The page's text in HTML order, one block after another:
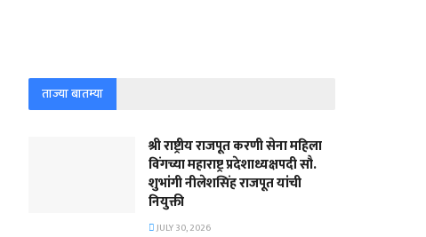
ताज्या बातम्या
श्री राष्ट्रीय राजपूत करणी सेना महिला
विंगच्या महाराष्ट्र प्रदेशाध्यक्षपदी सौ.
शुभांगी नीलेशसिंह राजपूत यांची
नियुक्ती
JULY 30, 2026